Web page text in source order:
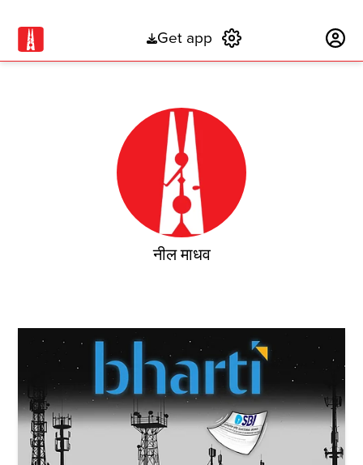
Get app
नील माधव